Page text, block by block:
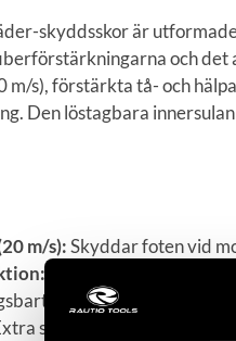
skyddsskor är
och det
m/s), förstärkta tå- och
Den löstagbara
m/s):Skyddar foten vid
polyester-meshfoder
skydd och stöd i tå- och